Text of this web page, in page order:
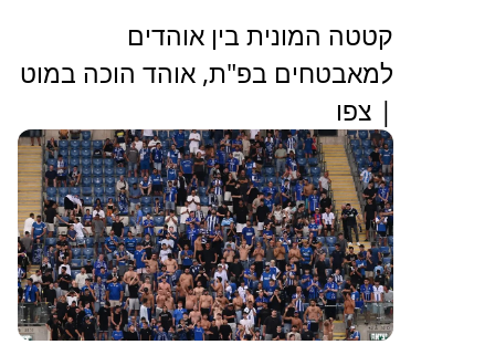
קטטה המונית בין אוהדים
למאבטחים בפ"ת, אוהד הוכה במוט
| צפו